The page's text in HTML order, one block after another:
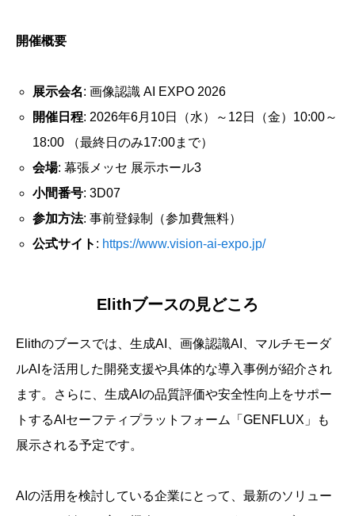
開催概要
展示会名: 画像認識 AI EXPO 2026
開催日程: 2026年6月10日（水）～12日（金）10:00～
18:00 （最終日のみ17:00まで）
会場: 幕張メッセ 展示ホール3
小間番号: 3D07
参加方法: 事前登録制（参加費無料）
公式サイト : https://www.vision-ai-expo.jp/
Elithブースの見どころ
Elithのブースでは、生成AI、画像認識AI、マルチモーダ
ルAIを活用した開発支援や具体的な導入事例が紹介され
ます。さらに、生成AIの品質評価や安全性向上をサポー
トするAIセーフティプラットフォーム「GENFLUX」も
展示される予定です。
AIの活用を検討している企業にとって、最新のソリュー